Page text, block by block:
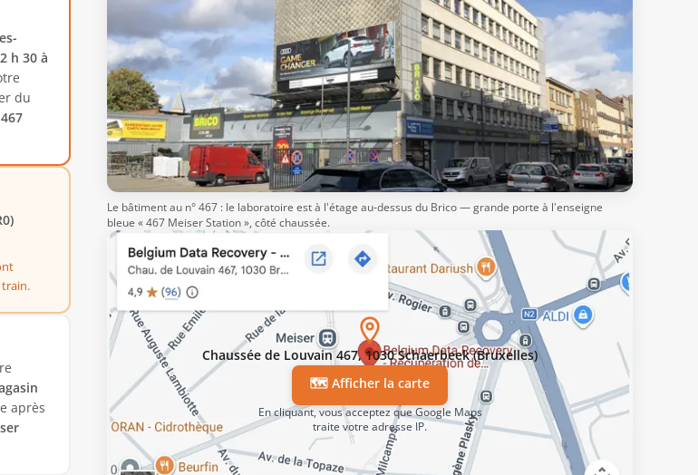
2 h 30 à
du
après
Le bâtiment au n° 467 : le laboratoire est à l'étage au-dessus du Brico — grande porte à l'enseigne
bleue « 467 Meiser Station », côté chaussée.
Chaussée de Louvain 467, 1030 Schaerbeek (Bruxelles)
🗺️ Afficher la carte
En cliquant, vous acceptez que Google Maps
traite votre adresse IP.